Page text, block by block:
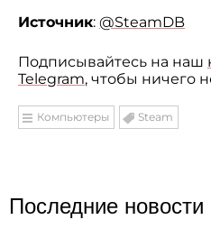
Источник: @SteamDB
Подписывайтесь на наш
Telegram, чтобы ничего
Компьютеры Steam
Последние новости